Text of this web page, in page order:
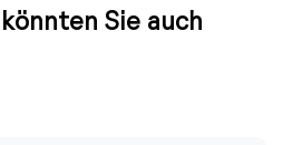
Sie auch